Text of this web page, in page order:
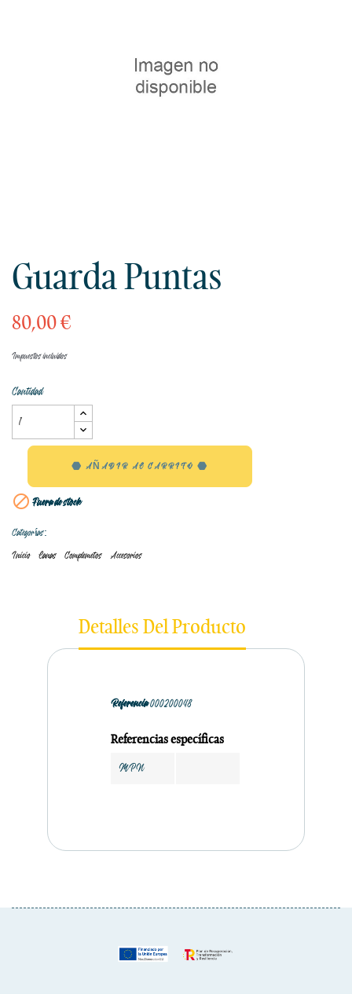
Guarda Puntas
80,00 €
Impuestos incluidos
Cantidad
AÑADIR AL CARRITO
 Fuera de stock
Categorías:
Inicio Lanas Complemetos Accesorios
Detalles Del Producto
Referencia000200048
Referencias específicas
MPN